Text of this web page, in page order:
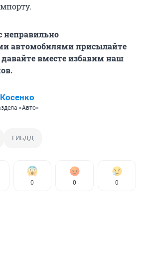
неправильно
автомобилями присылайте
вместе избавим наш
«Авто»
ГИБДД
0 0 0